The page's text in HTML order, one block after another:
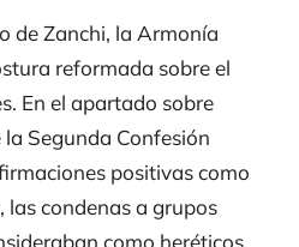
de Zanchi, la Armonía
reformada sobre el
En el apartado sobre
la Segunda Confesión
positivas como
las condenas a grupos
como heréticos.